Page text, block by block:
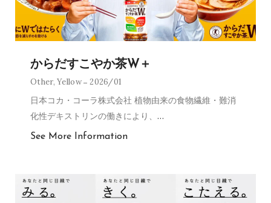
からだすこやか茶W＋
Other,Yellow 2026/01
日本コカ・コーラ株式会社 植物由来の食物繊維・難消
化性デキストリンの働きにより、 …
See More Information